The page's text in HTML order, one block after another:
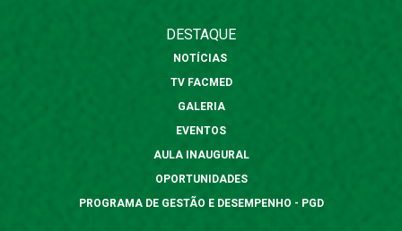
DESTAQUE
NOTÍCIAS
TV FACMED
GALERIA
EVENTOS
AULA INAUGURAL
OPORTUNIDADES
PROGRAMA DE GESTÃO E DESEMPENHO - PGD